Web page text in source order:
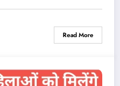
Read More